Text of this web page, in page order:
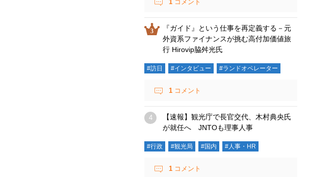
1 コメント
『ガイド』という仕事を再定義する－元
外資系ファイナンスが挑む高付加価値旅
行 Hirovip脇舛光氏
#訪日 #インタビュー #ランドオペレーター
1 コメント
【速報】観光庁で長官交代、木村典央氏
が就任へ JNTOも理事人事
#行政 #観光局 #国内 #人事・HR
1 コメント